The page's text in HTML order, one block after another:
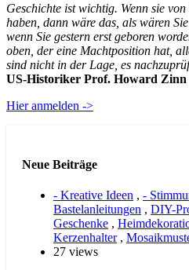
Geschichte ist wichtig. Wenn sie
haben, dann wäre das, als wären
wenn Sie gestern erst geboren
oben, der eine Machtposition hat,
sind nicht in der Lage, es
US-Historiker Prof. Howard Zinn
Hier anmelden ->
Neue Beiträge
- Kreative Ideen , -
Bastelanleitungen , DIY-
Geschenke ,
Kerzenhalter,
27 views